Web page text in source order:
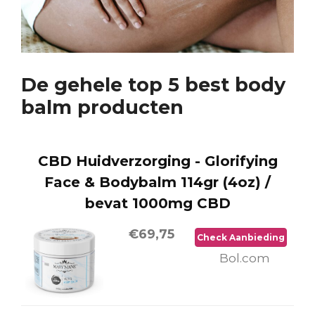
De gehele top 5 best body
balm producten
CBD Huidverzorging - Glorifying
Face & Bodybalm 114gr (4oz) /
bevat 1000mg CBD
€69,75 Check Aanbieding
Bol.com